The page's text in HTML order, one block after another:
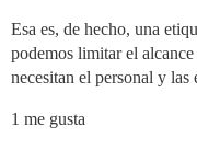
Esa es, de hecho, una
podemos limitar el alcance
necesitan el personal y las
1 me gusta